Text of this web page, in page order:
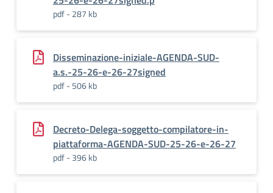
pdf - 287 kb
Disseminazione-iniziale-AGENDA-SUD-
a.s.-25-26-e-26-27signed
pdf - 506 kb
Decreto-Delega-soggetto-compilatore-in-
piattaforma-AGENDA-SUD-25-26-e-26-27
pdf - 396 kb